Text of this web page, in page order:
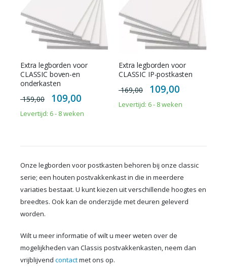
Extra legborden voor
CLASSIC boven-en
onderkasten
159,00
Special
Price
109,00
Levertijd: 6 - 8 weken
Extra legborden voor
CLASSIC IP-postkasten
169,00
Special
Price
109,00
Levertijd: 6 - 8 weken
Onze legborden voor postkasten behoren bij onze classic
serie; een houten postvakkenkast in die in meerdere
variaties bestaat. U kunt kiezen uit verschillende hoogtes en
breedtes. Ook kan de onderzijde met deuren geleverd
worden.
Wilt u meer informatie of wilt u meer weten over de
mogelijkheden van Classis postvakkenkasten, neem dan
vrijblijvend contactmet ons op.